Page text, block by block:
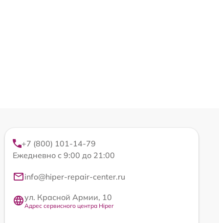
+7 (800) 101-14-79
Ежедневно с 9:00 до 21:00
info@hiper-repair-center.ru
ул. Красной Армии, 10
Адрес сервисного центра Hiper